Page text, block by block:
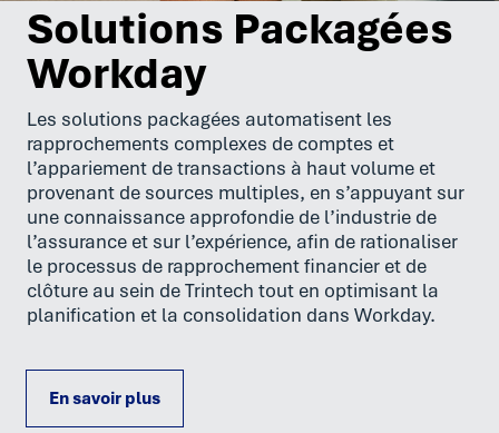
Solutions Packagées
Workday
Les solutions packagées automatisent les
rapprochements complexes de comptes et
l’appariement de transactions à haut volume et
provenant de sources multiples, en s’appuyant sur
une connaissance approfondie de l’industrie de
l’assurance et sur l’expérience, afin de rationaliser
le processus de rapprochement financier et de
clôture au sein de Trintech tout en optimisant la
planification et la consolidation dans Workday.
Ensavoir plus